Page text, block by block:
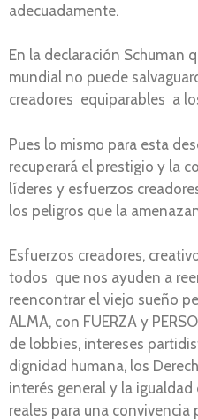
adecuadamente.
En la declaración Schuman
mundial no puede
creadores equiparables a
Pues lo mismo para esta
recuperará el prestigio y la
líderes y esfuerzos
los peligros que la
Esfuerzos creadores,
todos que nos ayuden a
reencontrar el viejo sueño
ALMA, con FUERZA y
de lobbies, intereses
dignidad humana, los
interés general y la
reales para una convivencia